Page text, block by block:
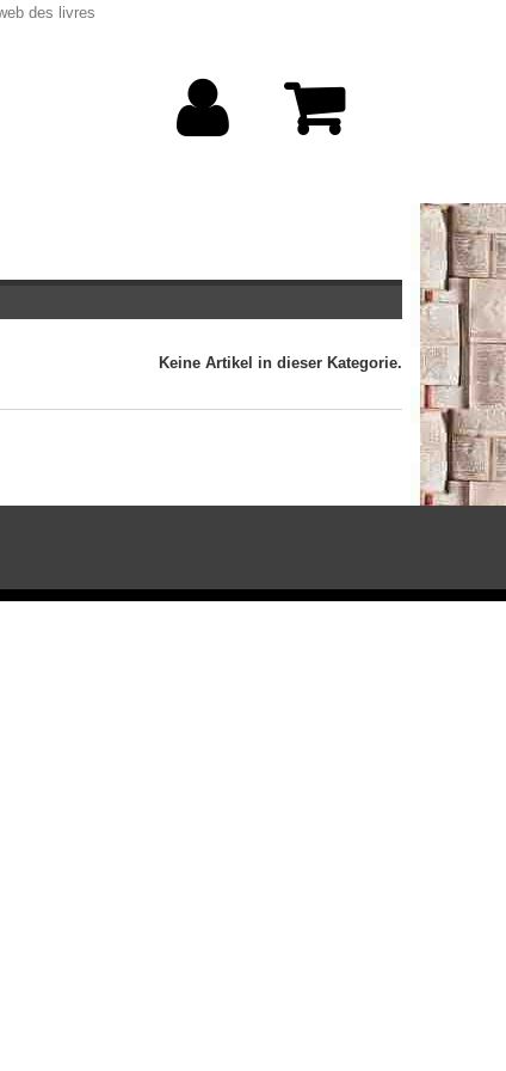
des livres
Keine Artikel in dieser Kategorie.